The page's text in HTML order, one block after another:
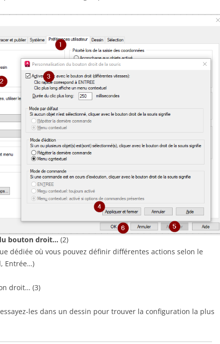
bouton droit… (2)
dédiée où vous pouvez définir différentes actions selon le
Entrée…)
droit… (3)
les dans un dessin pour trouver la configuration la plus